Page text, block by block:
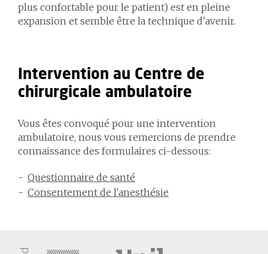
plus confortable pour le patient) est en pleine
expansion et semble être la technique d'avenir.
Intervention au Centre de
chirurgicale ambulatoire
Vous êtes convoqué pour une intervention
ambulatoire, nous vous remercions de prendre
connaissance des formulaires ci-dessous:
Questionnaire de santé
Consentement de l'anesthésie